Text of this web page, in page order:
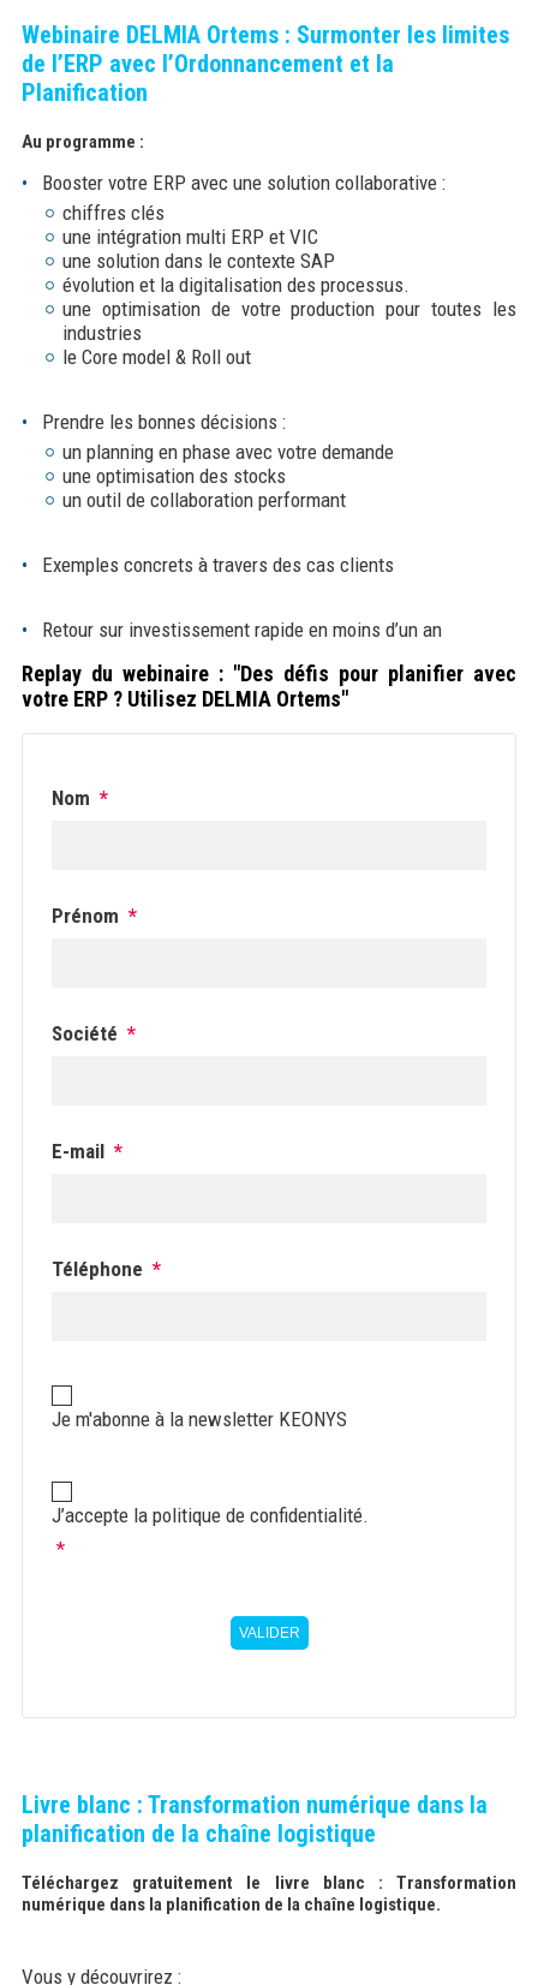
Webinaire DELMIA Ortems : Surmonter les limites
de l’ERP avec l’Ordonnancement et la
Planification
Au programme :
Booster votre ERP avec une solution collaborative :
chiffres clés
une intégration multi ERP et VIC
une solution dans le contexte SAP
évolution et la digitalisation des processus.
une optimisation de votre production pour toutes les
industries
le Core model & Roll out
Prendre les bonnes décisions :
un planning en phase avec votre demande
une optimisation des stocks
un outil de collaboration performant
Exemples concrets à travers des cas clients
Retour sur investissement rapide en moins d’un an
Replay du webinaire : "Des défis pour planifier avec
votre ERP ? Utilisez DELMIA Ortems"
Nom *
Prénom *
Société *
E-mail *
Téléphone *
Newsletter
KEONYS
Je m'abonne à la newsletter KEONYS
Politique
de
J’accepte la politique de confidentialité.
*
VALIDER
Livre blanc : Transformation numérique dans la
planification de la chaîne logistique
Téléchargez gratuitement le livre blanc : Transformation
numérique dans la planification de la chaîne logistique.
Vous y découvrirez :